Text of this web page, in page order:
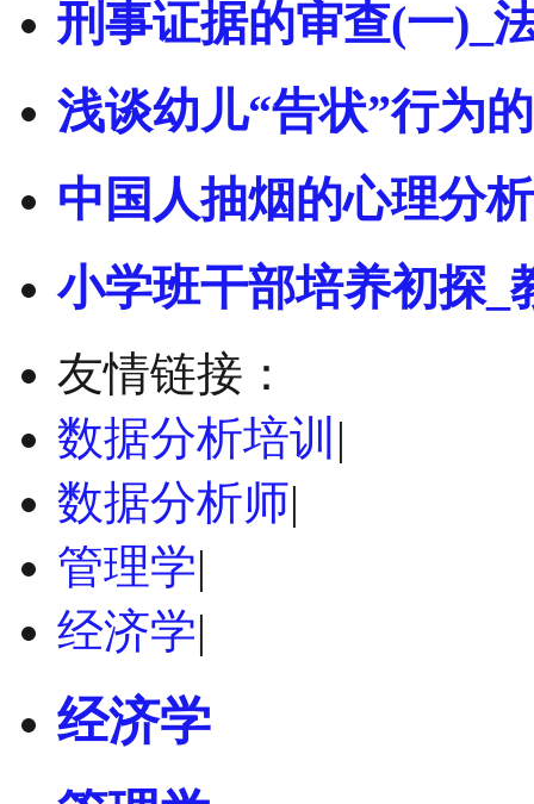
刑事证据的审查(一)_
浅谈幼儿“告状”行为
中国人抽烟的心理分
小学班干部培养初探_
友情链接：
数据分析培训 |
数据分析师|
管理学|
经济学|
经济学